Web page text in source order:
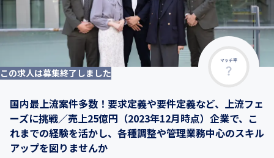
マッチ率
この求人は募集終了しました
国内最上流案件多数！要求定義や要件定義など、上流フェ
ーズに挑戦／売上25億円（2023年12月時点）企業で、こ
れまでの経験を活かし、各種調整や管理業務中心のスキル
アップを図りませんか